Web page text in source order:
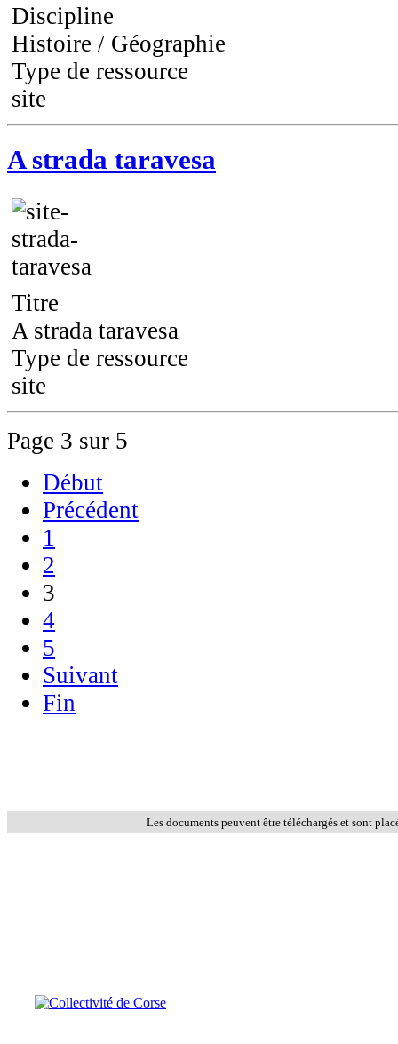
Discipline
Histoire / Géographie
Type de ressource
site
A strada taravesa
Titre
A strada taravesa
Type de ressource
site
Page 3 sur 5
Début
Précédent
1
2
3
4
5
Suivant
Fin
Les documents peuvent être téléchargés et sont